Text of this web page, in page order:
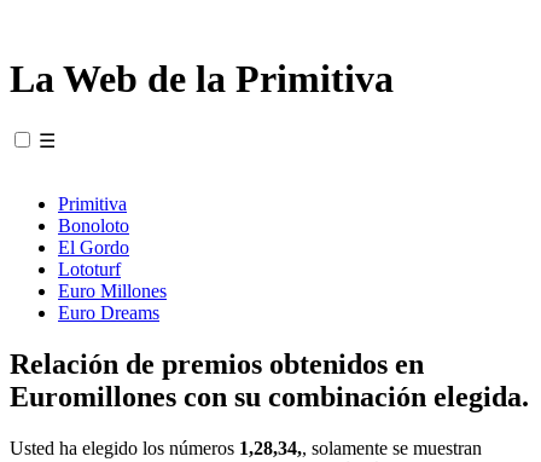
La Web de la Primitiva
☰
Primitiva
Bonoloto
El Gordo
Lototurf
Euro Millones
Euro Dreams
Relación de premios obtenidos en
Euromillones con su combinación elegida.
Usted ha elegido los números 1,28,34,, solamente se muestran